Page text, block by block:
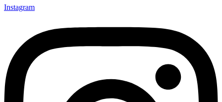
Instagram